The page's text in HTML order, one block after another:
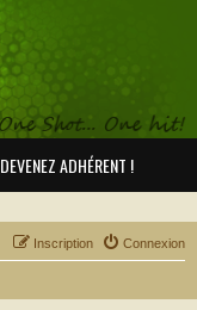
DEVENEZ ADHÉRENT !
Connexion
Inscription